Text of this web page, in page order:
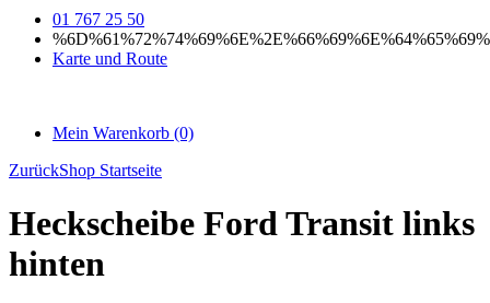
01 767 25 50
Karte und Route
Mein Warenkorb (0)
ZurückShop Startseite
Heckscheibe Ford Transit links
hinten